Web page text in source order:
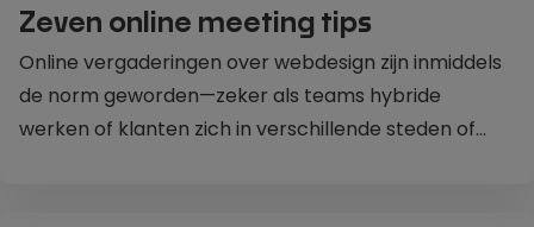
Zeven online meeting tips
Online vergaderingen over webdesign zijn inmiddels
de norm geworden—zeker als teams hybride
werken of klanten zich in verschillende steden of